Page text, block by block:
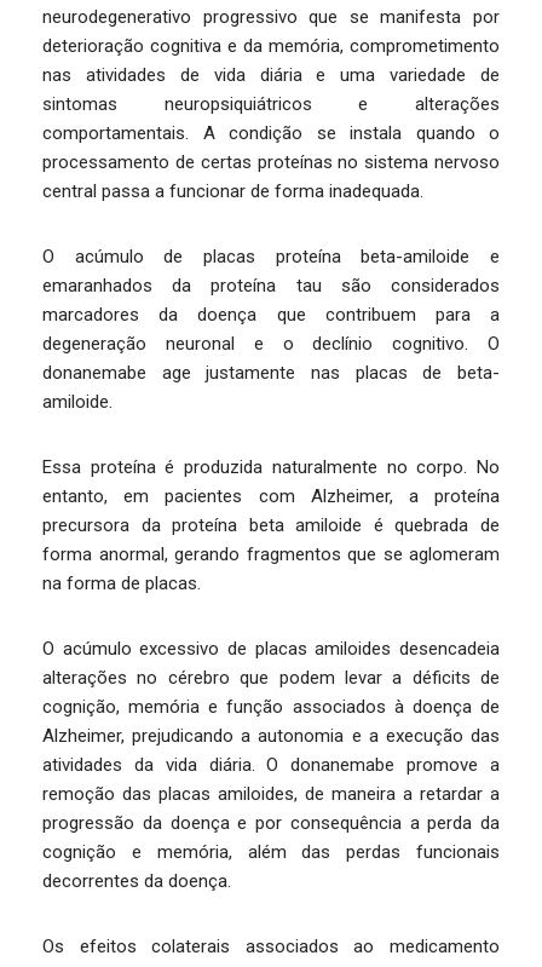
neurodegenerativo progressivo que se manifesta por
deterioração cognitiva e da memória, comprometimento
nas atividades de vida diária e uma variedade de
sintomas neuropsiquiátricos e alterações
comportamentais. A condição se instala quando o
processamento de certas proteínas no sistema nervoso
central passa a funcionar de forma inadequada.
O acúmulo de placas proteína beta-amiloide e
emaranhados da proteína tau são considerados
marcadores da doença que contribuem para a
degeneração neuronal e o declínio cognitivo. O
donanemabe age justamente nas placas de beta-
amiloide.
Essa proteína é produzida naturalmente no corpo. No
entanto, em pacientes com Alzheimer, a proteína
precursora da proteína beta amiloide é quebrada de
forma anormal, gerando fragmentos que se aglomeram
na forma de placas.
O acúmulo excessivo de placas amiloides desencadeia
alterações no cérebro que podem levar a déficits de
cognição, memória e função associados à doença de
Alzheimer, prejudicando a autonomia e a execução das
atividades da vida diária. O donanemabe promove a
remoção das placas amiloides, de maneira a retardar a
progressão da doença e por consequência a perda da
cognição e memória, além das perdas funcionais
decorrentes da doença.
Os efeitos colaterais associados ao medicamento